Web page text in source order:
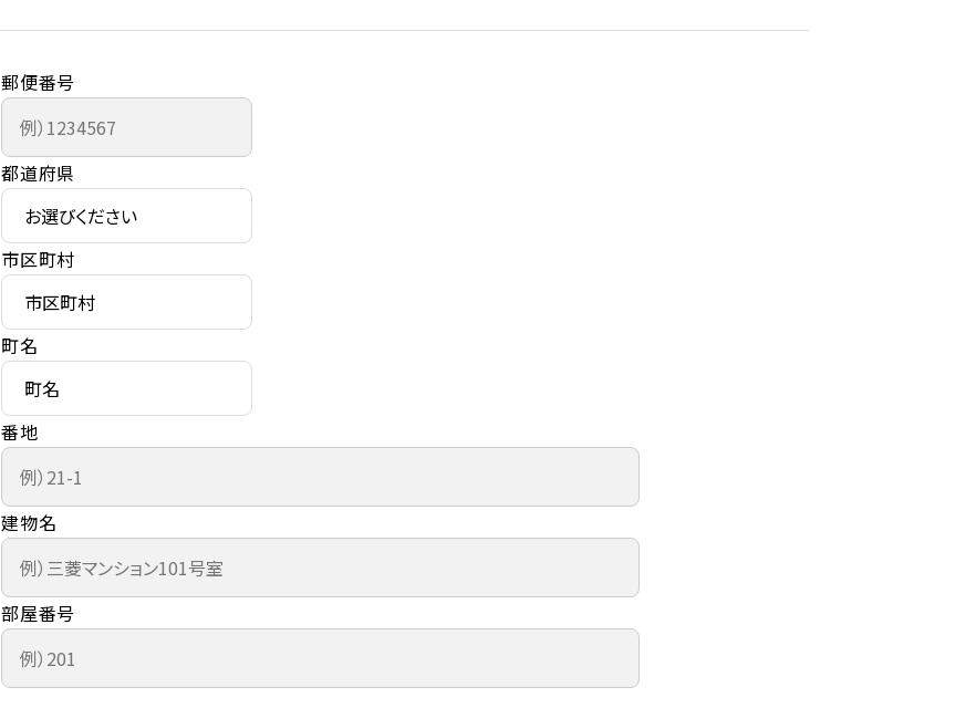
郵便番号
都道府県
市区町村
町名
番地
建物名
部屋番号